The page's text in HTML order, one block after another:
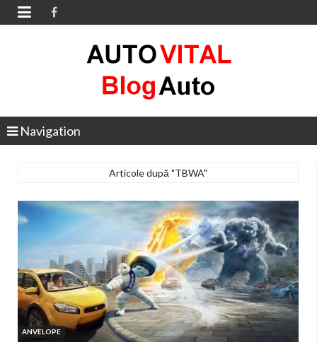

Navigation
Articole după "TBWA"
ANVELOPE